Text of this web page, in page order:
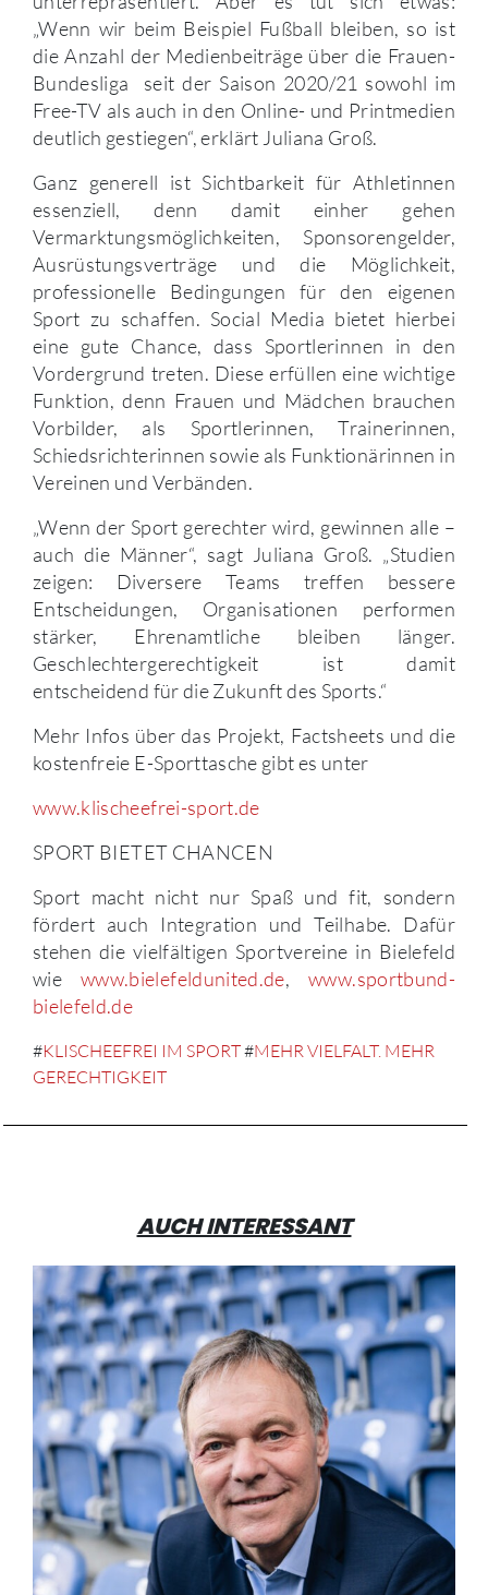
„Wenn wir beim Beispiel Fußball bleiben, so ist
die Anzahl der Medienbeiträge über die Frauen-
Bundesliga seit der Saison 2020/21 sowohl im
Free-TV als auch in den Online- und Printmedien
deutlich gestiegen“, erklärt Juliana Groß.
Ganz generell ist Sichtbarkeit für Athletinnen
essenziell, denn damit einher gehen
Vermarktungsmöglichkeiten, Sponsorengelder,
Ausrüstungsverträge und die Möglichkeit,
professionelle Bedingungen für den eigenen
Sport zu schaffen. Social Media bietet hierbei
eine gute Chance, dass Sportlerinnen in den
Vordergrund treten. Diese erfüllen eine wichtige
Funktion, denn Frauen und Mädchen brauchen
Vorbilder, als Sportlerinnen, Trainerinnen,
Schiedsrichterinnen sowie als Funktionärinnen in
Vereinen und Verbänden.
„Wenn der Sport gerechter wird, gewinnen alle –
auch die Männer“, sagt Juliana Groß. „Studien
zeigen: Diversere Teams treffen bessere
Entscheidungen, Organisationen performen
stärker, Ehrenamtliche bleiben länger.
Geschlechtergerechtigkeit ist damit
entscheidend für die Zukunft des Sports.“
Mehr Infos über das Projekt, Factsheets und die
kostenfreie E-Sporttasche gibt es unter
www.klischeefrei-sport.de
SPORT BIETET CHANCEN
Sport macht nicht nur Spaß und fit, sondern
fördert auch Integration und Teilhabe. Dafür
stehen die vielfältigen Sportvereine in Bielefeld
wiewww.bielefeldunited.de, www.sportbund-
bielefeld.de
#KLISCHEEFREI IM SPORT#MEHR VIELFALT. MEHR
GERECHTIGKEIT
AUCH INTERESSANT